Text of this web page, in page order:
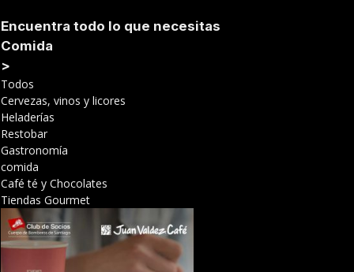
Encuentra todo lo que necesitas
Comida
>
Todos
Cervezas, vinos y licores
Heladerías
Restobar
Gastronomía
comida
Café té y Chocolates
Tiendas Gourmet